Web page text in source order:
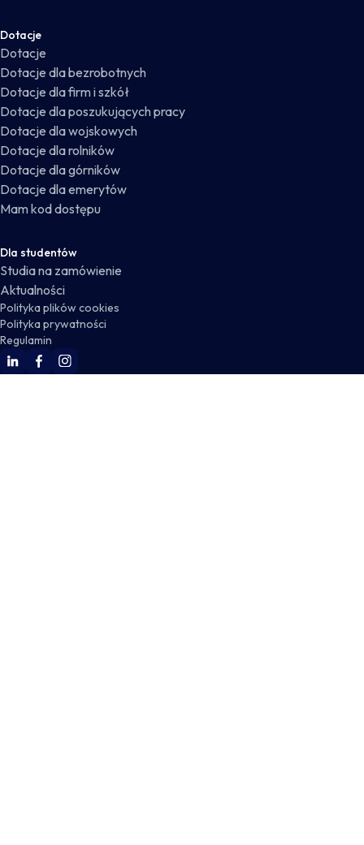
Dotacje
Dotacje
Dotacje dla bezrobotnych
Dotacje dla firm i szkół
Dotacje dla poszukujących pracy
Dotacje dla wojskowych
Dotacje dla rolników
Dotacje dla górników
Dotacje dla emerytów
Mam kod dostępu
Dla studentów
Studia na zamówienie
Aktualności
Polityka plików cookies
Polityka prywatności
Regulamin
WSKZ Linkedin
WSKZ Facebook
WSKZ Instagram